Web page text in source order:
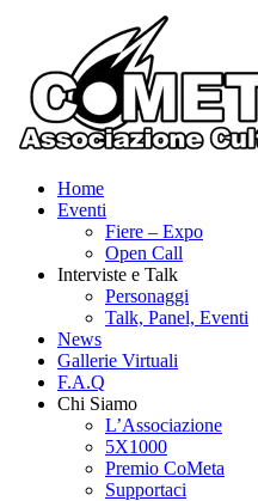
contenuto
Home
Eventi
Fiere – Expo
Open Call
Interviste e Talk
Personaggi
Talk, Panel, Eventi
News
Gallerie Virtuali
F.A.Q
Chi Siamo
L’Associazione
5X1000
Premio CoMeta
Supportaci